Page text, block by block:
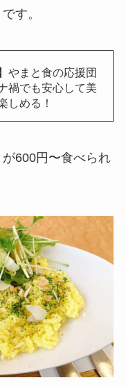
す。
やまと食の応援団
禍でも安心して美
しめる！
600円〜食べられ